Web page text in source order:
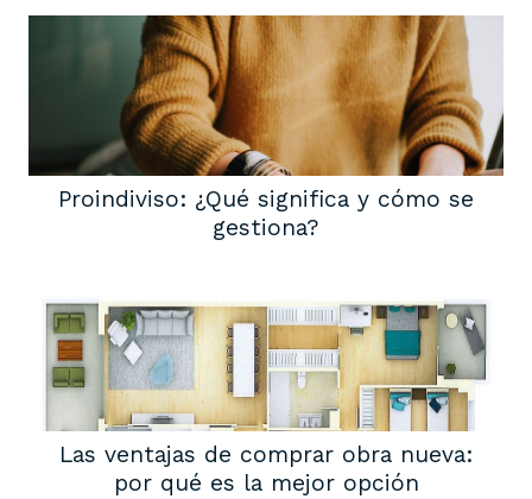
Proindiviso: ¿Qué significa y cómo se
gestiona?
Las ventajas de comprar obra nueva:
por qué es la mejor opción